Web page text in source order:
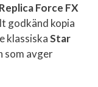
Force FX
godkänd kopia
klassiskaStar
som avger